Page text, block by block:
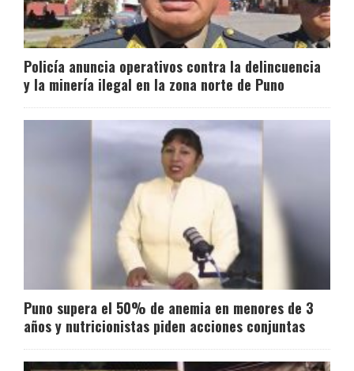
Policía anuncia operativos contra la delincuencia
y la minería ilegal en la zona norte de Puno
Puno supera el 50% de anemia en menores de 3
años y nutricionistas piden acciones conjuntas